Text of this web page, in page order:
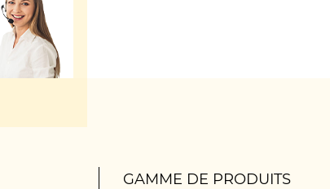
GAMME DE PRODUITS